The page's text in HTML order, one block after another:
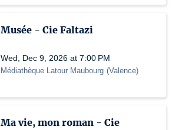
Musée - Cie Faltazi
Wed, Dec 9, 2026 at 7:00 PM
Médiathèque Latour Maubourg (Valence)
Ma vie, mon roman - Cie